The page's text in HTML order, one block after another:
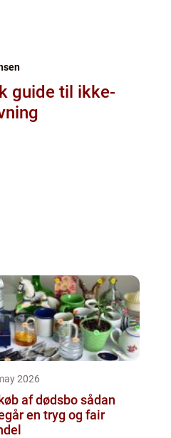
2026
af dødsbo sådan
en tryg og fair